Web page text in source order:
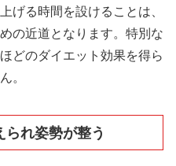
げる時間を設けることは、
の近道となります。特別な
どのダイエット効果を得ら
。
れ姿勢が整う